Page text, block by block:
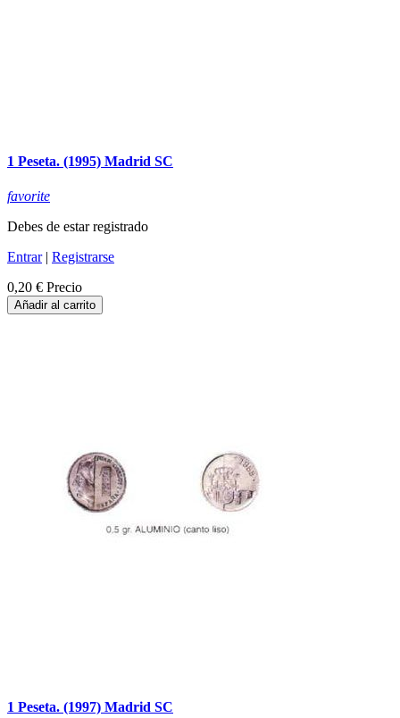
1 Peseta. (1995) Madrid SC
favorite
Debes de estar registrado
Entrar| Registrarse
0,20 € Precio
Añadir al carrito
1 Peseta. (1997) Madrid SC